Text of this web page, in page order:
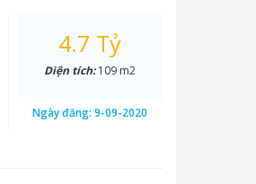
4.7 Tỷ
Diện tích:109 m2
Ngày đăng:9-09-2020